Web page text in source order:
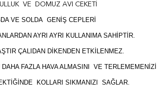
VE DOMUZ AVI CEKETİ
VE SOLDA GENİŞ CEPLERİ
AYRI AYRI KULLANIMA SAHİPTİR.
ÇALIDAN DİKENDEN ETKİLENMEZ.
FAZLA HAVA ALMASINI VE TERLEMEMENİZİ
KOLLARI SIKMANIZI SAĞLAR.